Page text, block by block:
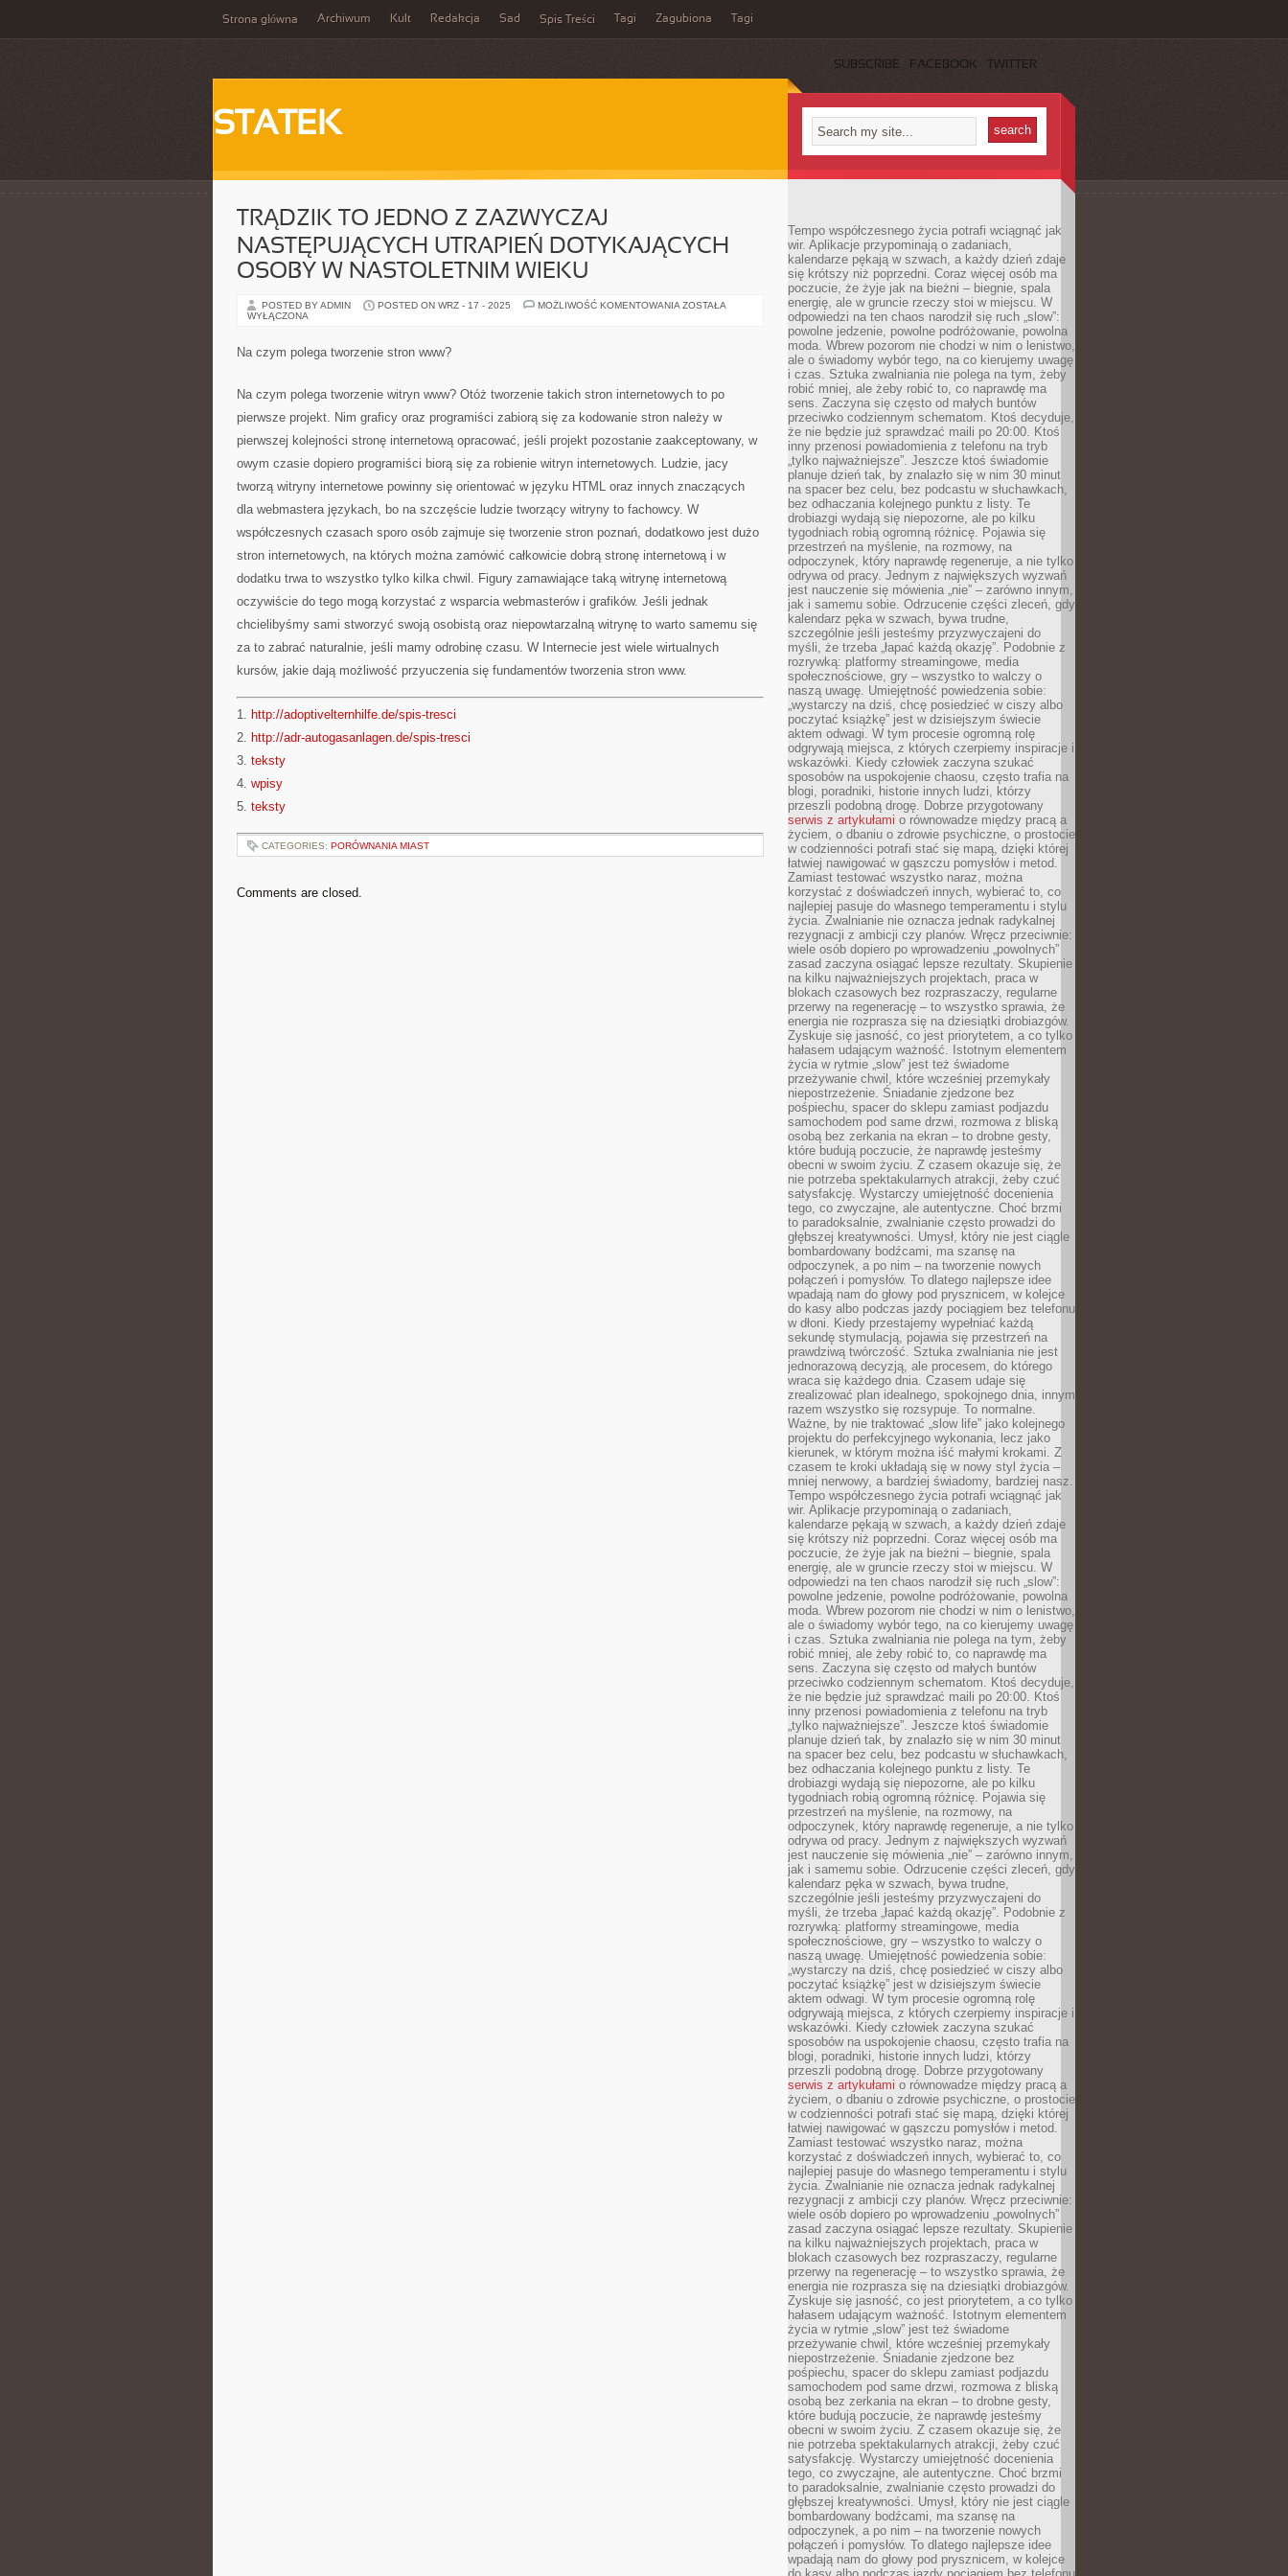
Strona główna Archiwum Kult Redakcja Sad Spis Treści Tagi Zagubiona Tagi
SUBSCRIBE FACEBOOK TWITTER
STATEK
TRĄDZIK TO JEDNO Z ZAZWYCZAJ
NASTĘPUJĄCYCH UTRAPIEŃ DOTYKAJĄCYCH
OSOBY W NASTOLETNIM WIEKU
POSTED BY ADMIN POSTED ON WRZ - 17 - 2025 MOŻLIWOŚĆ KOMENTOWANIA TRĄDZIK
OSOBY
W
WIEKU
ZOSTAŁA
WYŁĄCZONA
Na czym polega tworzenie stron www?
Na czym polega tworzenie witryn www? Otóż tworzenie takich stron internetowych to po
pierwsze projekt. Nim graficy oraz programiści zabiorą się za kodowanie stron należy w
pierwszej kolejności stronę internetową opracować, jeśli projekt pozostanie zaakceptowany, w
owym czasie dopiero programiści biorą się za robienie witryn internetowych. Ludzie, jacy
tworzą witryny internetowe powinny się orientować w języku HTML oraz innych znaczących
dla webmastera językach, bo na szczęście ludzie tworzący witryny to fachowcy. W
współczesnych czasach sporo osób zajmuje się tworzenie stron poznań, dodatkowo jest dużo
stron internetowych, na których można zamówić całkowicie dobrą stronę internetową i w
dodatku trwa to wszystko tylko kilka chwil. Figury zamawiające taką witrynę internetową
oczywiście do tego mogą korzystać z wsparcia webmasterów i grafików. Jeśli jednak
chcielibyśmy sami stworzyć swoją osobistą oraz niepowtarzalną witrynę to warto samemu się
za to zabrać naturalnie, jeśli mamy odrobinę czasu. W Internecie jest wiele wirtualnych
kursów, jakie dają możliwość przyuczenia się fundamentów tworzenia stron www.
1. http://adoptivelternhilfe.de/spis-tresci
2. http://adr-autogasanlagen.de/spis-tresci
3. teksty
4. wpisy
5. teksty
CATEGORIES: PORÓWNANIA MIAST
Comments are closed.
Tempo współczesnego życia potrafi wciągnąć jak
wir. Aplikacje przypominają o zadaniach,
kalendarze pękają w szwach, a każdy dzień zdaje
się krótszy niż poprzedni. Coraz więcej osób ma
poczucie, że żyje jak na bieżni – biegnie, spala
energię, ale w gruncie rzeczy stoi w miejscu. W
odpowiedzi na ten chaos narodził się ruch „slow”:
powolne jedzenie, powolne podróżowanie, powolna
moda. Wbrew pozorom nie chodzi w nim o lenistwo,
ale o świadomy wybór tego, na co kierujemy uwagę
i czas. Sztuka zwalniania nie polega na tym, żeby
robić mniej, ale żeby robić to, co naprawdę ma
sens. Zaczyna się często od małych buntów
przeciwko codziennym schematom. Ktoś decyduje,
że nie będzie już sprawdzać maili po 20:00. Ktoś
inny przenosi powiadomienia z telefonu na tryb
„tylko najważniejsze”. Jeszcze ktoś świadomie
planuje dzień tak, by znalazło się w nim 30 minut
na spacer bez celu, bez podcastu w słuchawkach,
bez odhaczania kolejnego punktu z listy. Te
drobiazgi wydają się niepozorne, ale po kilku
tygodniach robią ogromną różnicę. Pojawia się
przestrzeń na myślenie, na rozmowy, na
odpoczynek, który naprawdę regeneruje, a nie tylko
odrywa od pracy. Jednym z największych wyzwań
jest nauczenie się mówienia „nie” – zarówno innym,
jak i samemu sobie. Odrzucenie części zleceń, gdy
kalendarz pęka w szwach, bywa trudne,
szczególnie jeśli jesteśmy przyzwyczajeni do
myśli, że trzeba „łapać każdą okazję”. Podobnie z
rozrywką: platformy streamingowe, media
społecznościowe, gry – wszystko to walczy o
naszą uwagę. Umiejętność powiedzenia sobie:
„wystarczy na dziś, chcę posiedzieć w ciszy albo
poczytać książkę” jest w dzisiejszym świecie
aktem odwagi. W tym procesie ogromną rolę
odgrywają miejsca, z których czerpiemy inspiracje i
wskazówki. Kiedy człowiek zaczyna szukać
sposobów na uspokojenie chaosu, często trafia na
blogi, poradniki, historie innych ludzi, którzy
przeszli podobną drogę. Dobrze przygotowany
serwis z artykułami o równowadze między pracą a
życiem, o dbaniu o zdrowie psychiczne, o prostocie
w codzienności potrafi stać się mapą, dzięki której
łatwiej nawigować w gąszczu pomysłów i metod.
Zamiast testować wszystko naraz, można
korzystać z doświadczeń innych, wybierać to, co
najlepiej pasuje do własnego temperamentu i stylu
życia. Zwalnianie nie oznacza jednak radykalnej
rezygnacji z ambicji czy planów. Wręcz przeciwnie:
wiele osób dopiero po wprowadzeniu „powolnych”
zasad zaczyna osiągać lepsze rezultaty. Skupienie
na kilku najważniejszych projektach, praca w
blokach czasowych bez rozpraszaczy, regularne
przerwy na regenerację – to wszystko sprawia, że
energia nie rozprasza się na dziesiątki drobiazgów.
Zyskuje się jasność, co jest priorytetem, a co tylko
hałasem udającym ważność. Istotnym elementem
życia w rytmie „slow” jest też świadome
przeżywanie chwil, które wcześniej przemykały
niepostrzeżenie. Śniadanie zjedzone bez
pośpiechu, spacer do sklepu zamiast podjazdu
samochodem pod same drzwi, rozmowa z bliską
osobą bez zerkania na ekran – to drobne gesty,
które budują poczucie, że naprawdę jesteśmy
obecni w swoim życiu. Z czasem okazuje się, że
nie potrzeba spektakularnych atrakcji, żeby czuć
satysfakcję. Wystarczy umiejętność docenienia
tego, co zwyczajne, ale autentyczne. Choć brzmi
to paradoksalnie, zwalnianie często prowadzi do
głębszej kreatywności. Umysł, który nie jest ciągle
bombardowany bodźcami, ma szansę na
odpoczynek, a po nim – na tworzenie nowych
połączeń i pomysłów. To dlatego najlepsze idee
wpadają nam do głowy pod prysznicem, w kolejce
do kasy albo podczas jazdy pociągiem bez telefonu
w dłoni. Kiedy przestajemy wypełniać każdą
sekundę stymulacją, pojawia się przestrzeń na
prawdziwą twórczość. Sztuka zwalniania nie jest
jednorazową decyzją, ale procesem, do którego
wraca się każdego dnia. Czasem udaje się
zrealizować plan idealnego, spokojnego dnia, innym
razem wszystko się rozsypuje. To normalne.
Ważne, by nie traktować „slow life” jako kolejnego
projektu do perfekcyjnego wykonania, lecz jako
kierunek, w którym można iść małymi krokami. Z
czasem te kroki układają się w nowy styl życia –
mniej nerwowy, a bardziej świadomy, bardziej nasz.
Tempo współczesnego życia potrafi wciągnąć jak
wir. Aplikacje przypominają o zadaniach,
kalendarze pękają w szwach, a każdy dzień zdaje
się krótszy niż poprzedni. Coraz więcej osób ma
poczucie, że żyje jak na bieżni – biegnie, spala
energię, ale w gruncie rzeczy stoi w miejscu. W
odpowiedzi na ten chaos narodził się ruch „slow”:
powolne jedzenie, powolne podróżowanie, powolna
moda. Wbrew pozorom nie chodzi w nim o lenistwo,
ale o świadomy wybór tego, na co kierujemy uwagę
i czas. Sztuka zwalniania nie polega na tym, żeby
robić mniej, ale żeby robić to, co naprawdę ma
sens. Zaczyna się często od małych buntów
przeciwko codziennym schematom. Ktoś decyduje,
że nie będzie już sprawdzać maili po 20:00. Ktoś
inny przenosi powiadomienia z telefonu na tryb
„tylko najważniejsze”. Jeszcze ktoś świadomie
planuje dzień tak, by znalazło się w nim 30 minut
na spacer bez celu, bez podcastu w słuchawkach,
bez odhaczania kolejnego punktu z listy. Te
drobiazgi wydają się niepozorne, ale po kilku
tygodniach robią ogromną różnicę. Pojawia się
przestrzeń na myślenie, na rozmowy, na
odpoczynek, który naprawdę regeneruje, a nie tylko
odrywa od pracy. Jednym z największych wyzwań
jest nauczenie się mówienia „nie” – zarówno innym,
jak i samemu sobie. Odrzucenie części zleceń, gdy
kalendarz pęka w szwach, bywa trudne,
szczególnie jeśli jesteśmy przyzwyczajeni do
myśli, że trzeba „łapać każdą okazję”. Podobnie z
rozrywką: platformy streamingowe, media
społecznościowe, gry – wszystko to walczy o
naszą uwagę. Umiejętność powiedzenia sobie:
„wystarczy na dziś, chcę posiedzieć w ciszy albo
poczytać książkę” jest w dzisiejszym świecie
aktem odwagi. W tym procesie ogromną rolę
odgrywają miejsca, z których czerpiemy inspiracje i
wskazówki. Kiedy człowiek zaczyna szukać
sposobów na uspokojenie chaosu, często trafia na
blogi, poradniki, historie innych ludzi, którzy
przeszli podobną drogę. Dobrze przygotowany
serwis z artykułami o równowadze między pracą a
życiem, o dbaniu o zdrowie psychiczne, o prostocie
w codzienności potrafi stać się mapą, dzięki której
łatwiej nawigować w gąszczu pomysłów i metod.
Zamiast testować wszystko naraz, można
korzystać z doświadczeń innych, wybierać to, co
najlepiej pasuje do własnego temperamentu i stylu
życia. Zwalnianie nie oznacza jednak radykalnej
rezygnacji z ambicji czy planów. Wręcz przeciwnie:
wiele osób dopiero po wprowadzeniu „powolnych”
zasad zaczyna osiągać lepsze rezultaty. Skupienie
na kilku najważniejszych projektach, praca w
blokach czasowych bez rozpraszaczy, regularne
przerwy na regenerację – to wszystko sprawia, że
energia nie rozprasza się na dziesiątki drobiazgów.
Zyskuje się jasność, co jest priorytetem, a co tylko
hałasem udającym ważność. Istotnym elementem
życia w rytmie „slow” jest też świadome
przeżywanie chwil, które wcześniej przemykały
niepostrzeżenie. Śniadanie zjedzone bez
pośpiechu, spacer do sklepu zamiast podjazdu
samochodem pod same drzwi, rozmowa z bliską
osobą bez zerkania na ekran – to drobne gesty,
które budują poczucie, że naprawdę jesteśmy
obecni w swoim życiu. Z czasem okazuje się, że
nie potrzeba spektakularnych atrakcji, żeby czuć
satysfakcję. Wystarczy umiejętność docenienia
tego, co zwyczajne, ale autentyczne. Choć brzmi
to paradoksalnie, zwalnianie często prowadzi do
głębszej kreatywności. Umysł, który nie jest ciągle
bombardowany bodźcami, ma szansę na
odpoczynek, a po nim – na tworzenie nowych
połączeń i pomysłów. To dlatego najlepsze idee
wpadają nam do głowy pod prysznicem, w kolejce